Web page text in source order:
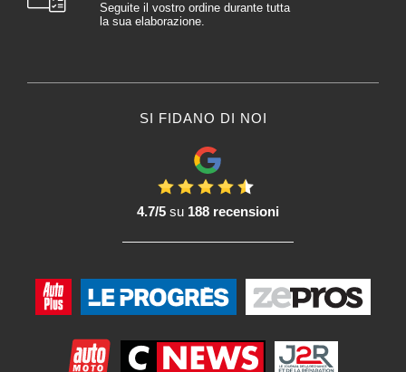
Seguite il vostro ordine durante tutta
la sua elaborazione.
SI FIDANO DI NOI
4.7/5su 188 recensioni